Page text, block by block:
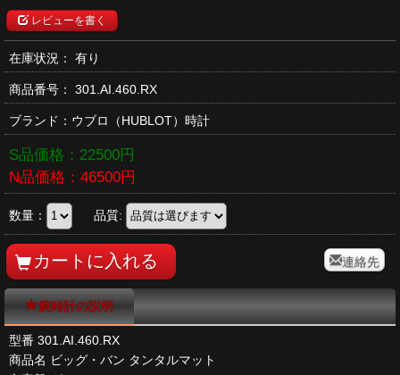
レビューを書く
在庫状況： 有り
商品番号： 301.AI.460.RX
ブランド： ウブロ （HUBLOT）時計
S品価格： 22500円
N品価格： 46500円
数量： 品質:
連絡先
腕時計の説明
型番 301.AI.460.RX
商品名 ビッグ・バン タンタルマット